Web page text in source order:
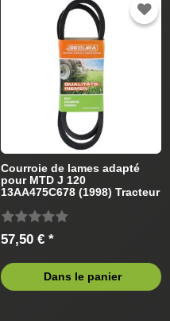
Courroie de lames adapté
pour MTD J 120
13AA475C678 (1998) Tracteur
57,50 € *
Dans le panier